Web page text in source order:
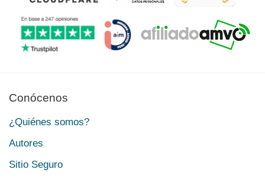
Conócenos
¿Quiénes somos?
Autores
Sitio Seguro